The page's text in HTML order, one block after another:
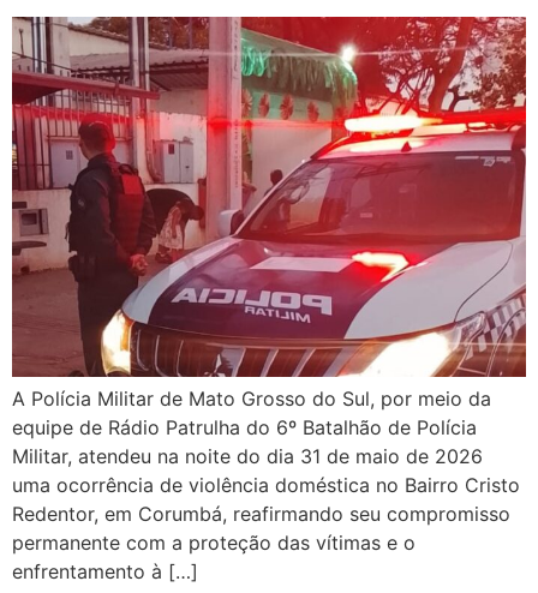
A Polícia Militar de Mato Grosso do Sul, por meio da
equipe de Rádio Patrulha do 6º Batalhão de Polícia
Militar, atendeu na noite do dia 31 de maio de 2026
uma ocorrência de violência doméstica no Bairro Cristo
Redentor, em Corumbá, reafirmando seu compromisso
permanente com a proteção das vítimas e o
enfrentamento à […]